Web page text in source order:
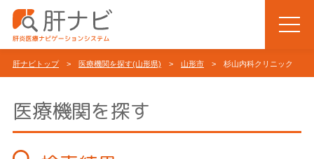
肝ナビトップ> 医療機関を探す(山形県) > 山形市 > 杉山内科クリニック
医療機関を探す